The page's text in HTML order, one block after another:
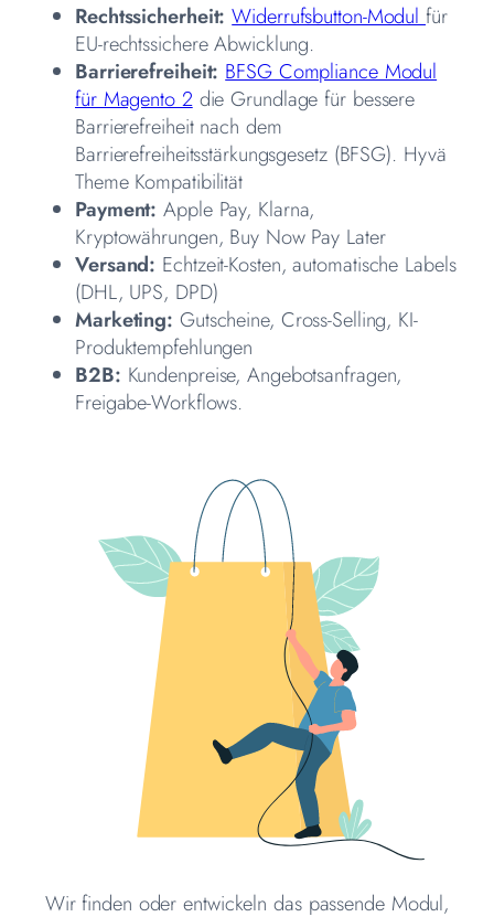
Rechtssicherheit:Widerrufsbutton-Modul für
EU-rechtssichere Abwicklung.
Barrierefreiheit: BFSG Compliance Modul
für Magento 2die Grundlage für bessere
Barrierefreiheit nach dem
Barrierefreiheitsstärkungsgesetz (BFSG). Hyvä
Theme Kompatibilität
Payment: Apple Pay, Klarna,
Kryptowährungen, Buy Now Pay Later
Versand: Echtzeit-Kosten, automatische Labels
(DHL, UPS, DPD)
Marketing: Gutscheine, Cross-Selling, KI-
Produktempfehlungen
B2B: Kundenpreise, Angebotsanfragen,
Freigabe-Workflows.
Wir finden oder entwickeln das passende Modul,